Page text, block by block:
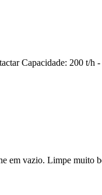
Capacidade: 200
em vazio. Limpe muito